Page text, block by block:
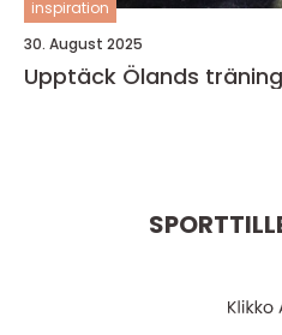
inspiration
30. August 2025
Upptäck Ölands